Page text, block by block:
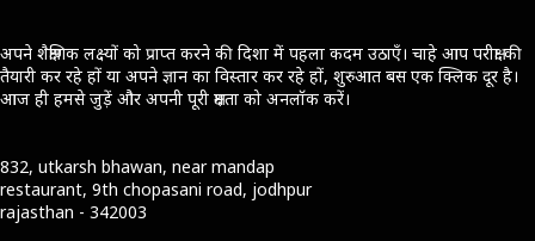
अपने शैक्षणिक लक्ष्यों को प्राप्त करने की दिशा में पहला कदम उठाएँ। चाहे आप परीक्षा की
तैयारी कर रहे हों या अपने ज्ञान का विस्तार कर रहे हों, शुरुआत बस एक क्लिक दूर है।
आज ही हमसे जुड़ें और अपनी पूरी क्षमता को अनलॉक करें।
832, utkarsh bhawan, near mandap
restaurant, 9th chopasani road, jodhpur
rajasthan - 342003